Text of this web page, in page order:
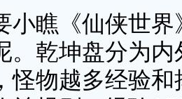
瞧《仙侠世界
。乾坤盘分为
怪物越多经验